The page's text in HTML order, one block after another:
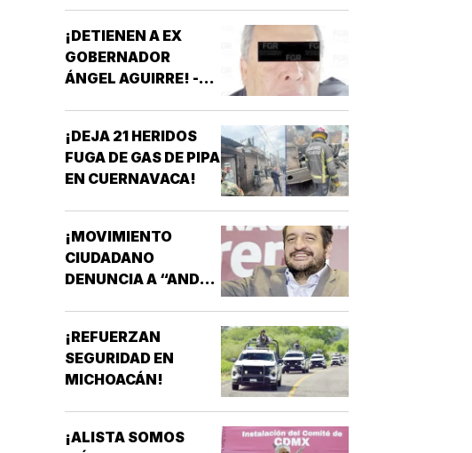
¡DETIENEN A EX
GOBERNADOR
ÁNGEL AGUIRRE! -
¡DEJA 21 HERIDOS
FUGA DE GAS DE PIPA
EN CUERNAVACA!
¡MOVIMIENTO
CIUDADANO
DENUNCIA A “ANDY”
¡REFUERZAN
SEGURIDAD EN
MICHOACÁN!
¡ALISTA SOMOS